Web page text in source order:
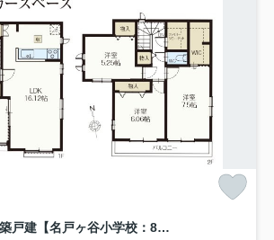
柏市東柏２丁目新築戸建【名戸ヶ谷小学校：8分】